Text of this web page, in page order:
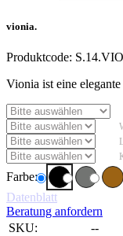
vionia.
Produktcode:
Vionia ist eine
Farbe:
Datenblatt
Beratung anfordern
SKU:
--